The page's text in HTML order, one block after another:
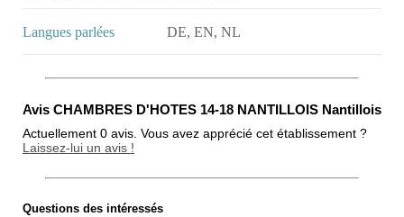
Langues parlées DE, EN, NL
Avis CHAMBRES D'HOTES 14-18 NANTILLOIS Nantillois
Actuellement 0 avis. Vous avez apprécié cet établissement ?
Laissez-lui un avis !
Note globale
Questions des intéressés